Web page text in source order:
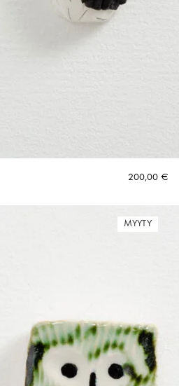
200,00 €
MYYTY